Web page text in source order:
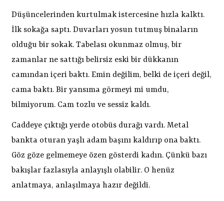
Düşüncelerinden kurtulmak istercesine hızla kalktı.
İlk sokağa saptı. Duvarları yosun tutmuş binaların
olduğu bir sokak. Tabelası okunmaz olmuş, bir
zamanlar ne sattığı belirsiz eski bir dükkanın
camından içeri baktı. Emin değilim, belki de içeri değil,
cama baktı. Bir yansıma görmeyi mi umdu,
bilmiyorum. Cam tozlu ve sessiz kaldı.
Caddeye çıktığı yerde otobüs durağı vardı. Metal
bankta oturan yaşlı adam başını kaldırıp ona baktı.
Göz göze gelmemeye özen gösterdi kadın. Çünkü bazı
bakışlar fazlasıyla anlayışlı olabilir. O henüz
anlatmaya, anlaşılmaya hazır değildi.